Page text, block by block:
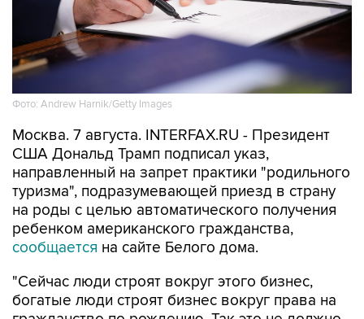
Фото: Andrew Harnik/Getty Images
Москва. 7 августа. INTERFAX.RU - Президент
направленный на запрет практики "родильного
туризма", подразумевающей приезд в страну
на роды с целью автоматического получения
ребенком американского гражданства,
сообщаетсяна сайте Белого дома.
"Сейчас люди строят вокруг этого бизнес,
гражданство по рождению. Так это не должно
работать", - подчеркнул Трамп на церемонии